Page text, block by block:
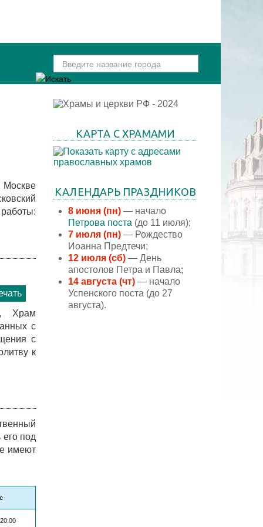
Москве
Храм
с
с
к
под
имеют
КАРТА С ХРАМАМИ
КАЛЕНДАРЬ ПРАЗДНИКОВ
8 июня (пн) — начало
Петрова поста (до 11 июля);
7 июля (пн) — Рождество
Иоанна Предтечи;
12 июля (сб) — День
апостолов Петра и Павла;
14 августа (чт) — начало
Успенского поста (до 27
августа).